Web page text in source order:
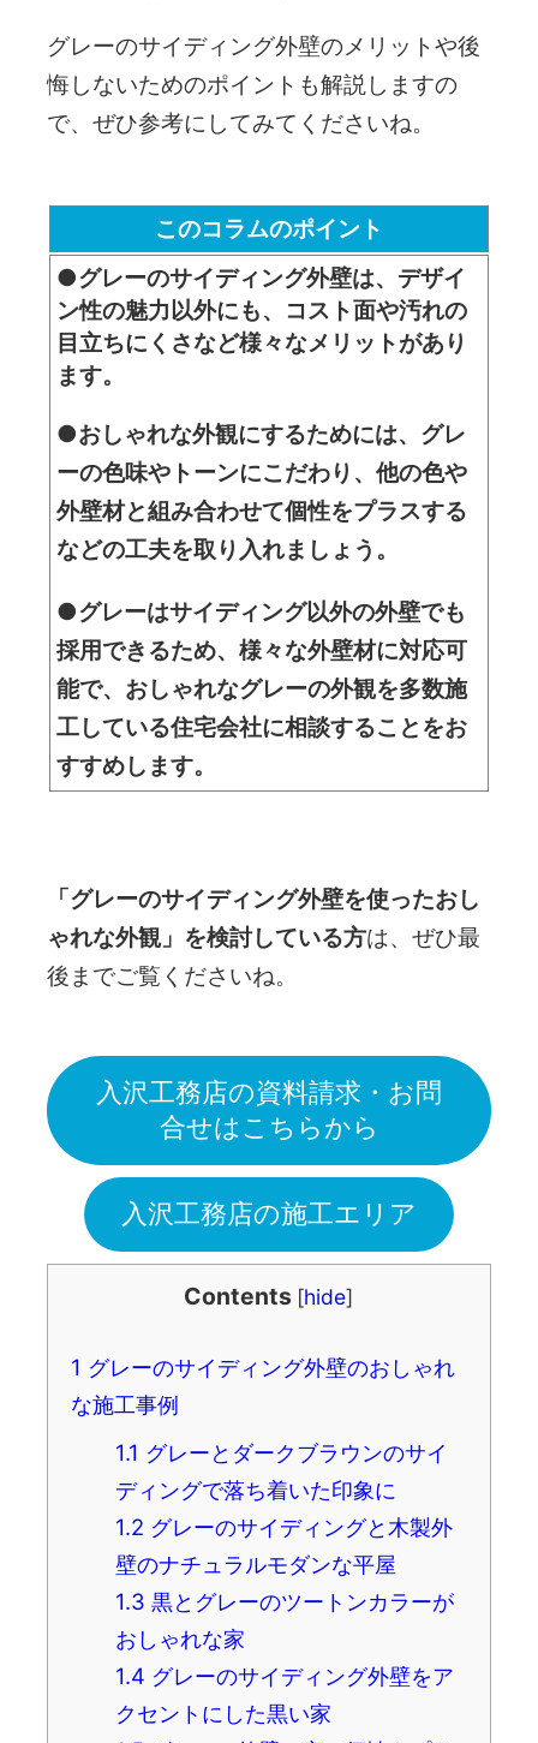
グレーのサイディング外壁のメリットや後
悔しないためのポイントも解説しますの
で、ぜひ参考にしてみてくださいね。
このコラムのポイント
●グレーのサイディング外壁は、デザイ
ン性の魅力以外にも、コスト面や汚れの
目立ちにくさなど様々なメリットがあり
ます。
●おしゃれな外観にするためには、グレ
ーの色味やトーンにこだわり、他の色や
外壁材と組み合わせて個性をプラスする
などの工夫を取り入れましょう 。
●グレーはサイディング以外の外壁でも
採用できるため、様々な外壁材に対応可
能で、おしゃれなグレーの外観を多数施
工している住宅会社に相談することをお
すすめします。
「グレーのサイディング外壁を使ったおし
ゃれな外観」を検討している方は、ぜひ最
後までご覧くださいね。
入沢工務店の資料請求・お問
合せはこちらから
入沢工務店の施工エリア
Contents [hide]
1 グレーのサイディング外壁のおしゃれ
な施工事例
1.1 グレーとダークブラウンのサイ
ディングで落ち着いた印象に
1.2 グレーのサイディングと木製外
壁のナチュラルモダンな平屋
1.3 黒とグレーのツートンカラーが
おしゃれな家
1.4 グレーのサイディング外壁をア
クセントにした黒い家